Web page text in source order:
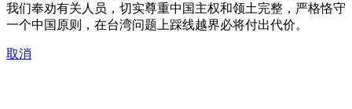
我们奉劝有关人员，切实尊重中国主权和领土完整，严格恪守
一个中国原则，在台湾问题上踩线越界必将付出代价。
取消